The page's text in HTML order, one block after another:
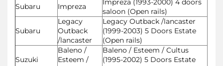
Subaru
Impreza
Impreza (1993-2000) 4 doors
saloon (Open rails)
Subaru
Legacy
Outback
/lancaster
Legacy Outback /lancaster
(1999-2003) 5 Doors Estate
(Open rails)
Suzuki
Baleno /
Esteem /
Baleno / Esteem / Cultus
(1995-2002) 5 Doors Estate